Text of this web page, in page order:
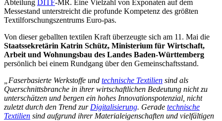
Abteilung DITF-MR. Eine Vielzahl von Exponaten auf dem
Messestand unterstreicht die profunde Kompetenz des größten
Textilforschungszentrums Euro-pas.
Von dieser geballten textilen Kraft überzeugte sich am 11. Mai die
Staatssekretärin Katrin Schütz, Ministerium für Wirtschaft,
Arbeit und Wohnungsbau des Landes Baden-Württemberg
persönlich bei einem Rundgang über den Gemeinschaftsstand.
„Faserbasierte Werkstoffe und technische Textilien sind als
Querschnittsbranche in ihrer wirtschaftlichen Bedeutung nicht zu
unterschätzen und bergen ein hohes Innovationspotenzial, nicht
zuletzt durch den Trend zur Digitalisierung. Gerade technische
Textilien sind aufgrund ihrer Materialeigenschaften und vielfältigen